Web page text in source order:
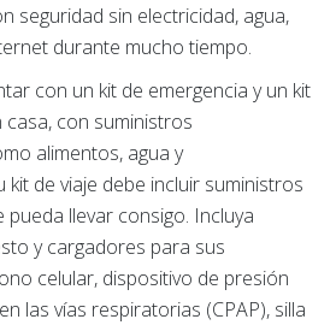
seguridad sin electricidad, agua,
durante mucho tiempo.
con un kit de emergencia y un kit
con suministros
alimentos, agua y
kit de viaje debe incluir suministros
llevar consigo. Incluya
y cargadores para sus
celular, dispositivo de presión
las vías respiratorias (CPAP), silla